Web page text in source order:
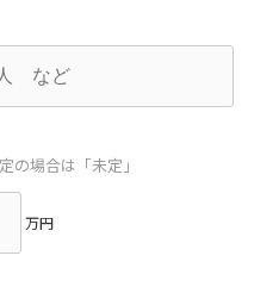
の場合は「未定」
万円